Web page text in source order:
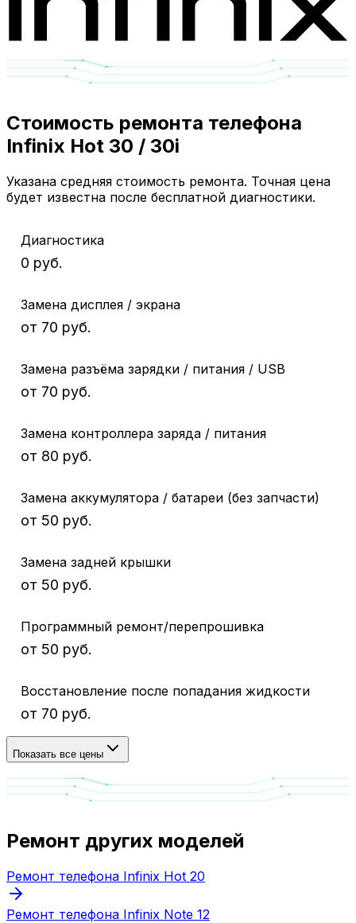
Стоимость ремонта телефона
Infinix Hot 30 / 30i
Указана средняя стоимость ремонта. Точная цена
будет известна после бесплатной диагностики.
Диагностика
0 руб.
Замена дисплея / экрана
от 70 руб.
Замена разъёма зарядки / питания / USB
от 70 руб.
Замена контроллера заряда / питания
от 80 руб.
Замена аккумулятора / батареи (без запчасти)
от 50 руб.
Замена задней крышки
от 50 руб.
Программный ремонт/перепрошивка
от 50 руб.
Восстановление после попадания жидкости
от 70 руб.
Показать все цены
Ремонт других моделей
Ремонт телефона Infinix Hot 20
Ремонт телефона Infinix Note 12